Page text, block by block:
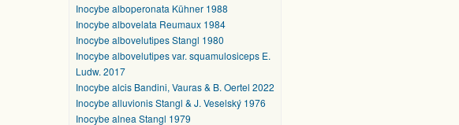
Inocybe alboperonata Kühner 1988
Inocybe albovelata Reumaux 1984
Inocybe albovelutipes Stangl 1980
Inocybe albovelutipes var. squamulosiceps E.
Ludw. 2017
Inocybe alcis Bandini, Vauras & B. Oertel 2022
Inocybe alluvionis Stangl & J. Veselský 1976
Inocybe alnea Stangl 1979